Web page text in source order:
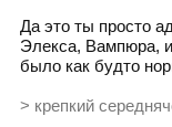
Да это ты просто
Элекса, Вампюра,
было как будто
> крепкий